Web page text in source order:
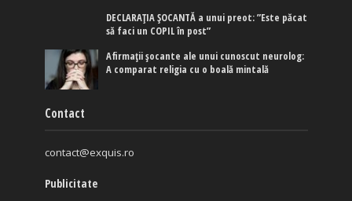
DECLARAȚIA ȘOCANTĂ a unui preot: ”Este păcat
să faci un COPIL în post”
Afirmaţii şocante ale unui cunoscut neurolog:
A comparat religia cu o boală mintală
Contact
contact@exquis.ro
Publicitate